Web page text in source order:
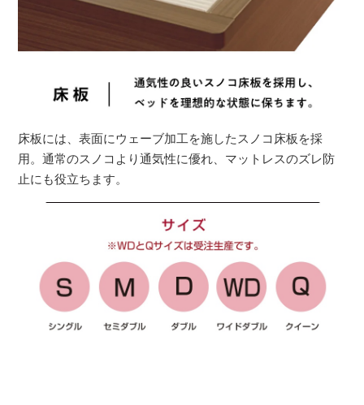
床板には、表面にウェーブ加工を施したスノコ床板を採
用。通常のスノコより通気性に優れ、マットレスのズレ防
止にも役立ちます。